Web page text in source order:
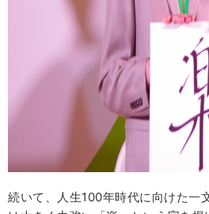
続いて、人生100年時代に向けた一